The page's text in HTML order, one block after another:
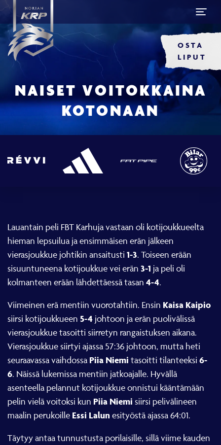
OSTA
LIPUT
NAISET VOITOKKAINA
KOTONAAN
Lauantain peli FBT Karhuja vastaan oli kotijoukkueelta
hieman lepsuilua ja ensimmäisen erän jälkeen
vierasjoukkue johtikin ansaitusti 1-3. Toiseen erään
sisuuntuneena kotijoukkue vei erän 3-1 ja peli oli
kolmanteen erään lähdettäessä tasan 4-4.
Viimeinen erä mentiin vuorotahtiin. Ensin Kaisa Kaipio
siirsi kotijoukkueen 5-4 johtoon ja erän puolivälissä
vierasjoukkue tasoitti siirretyn rangaistuksen aikana.
Vierasjoukkue siirtyi ajassa 57:36 johtoon, mutta heti
seuraavassa vaihdossa Piia Niemi tasoitti tilanteeksi 6-
6. Näissä lukemissa mentiin jatkoajalle. Hyvällä
asenteella pelannut kotijoukkue onnistui kääntämään
pelin vielä voitoksi kun Piia Niemi siirsi pelivälineen
maalin perukoille Essi Lalun esityöstä ajassa 64:01.
Täytyy antaa tunnustusta porilaisille, sillä viime kauden